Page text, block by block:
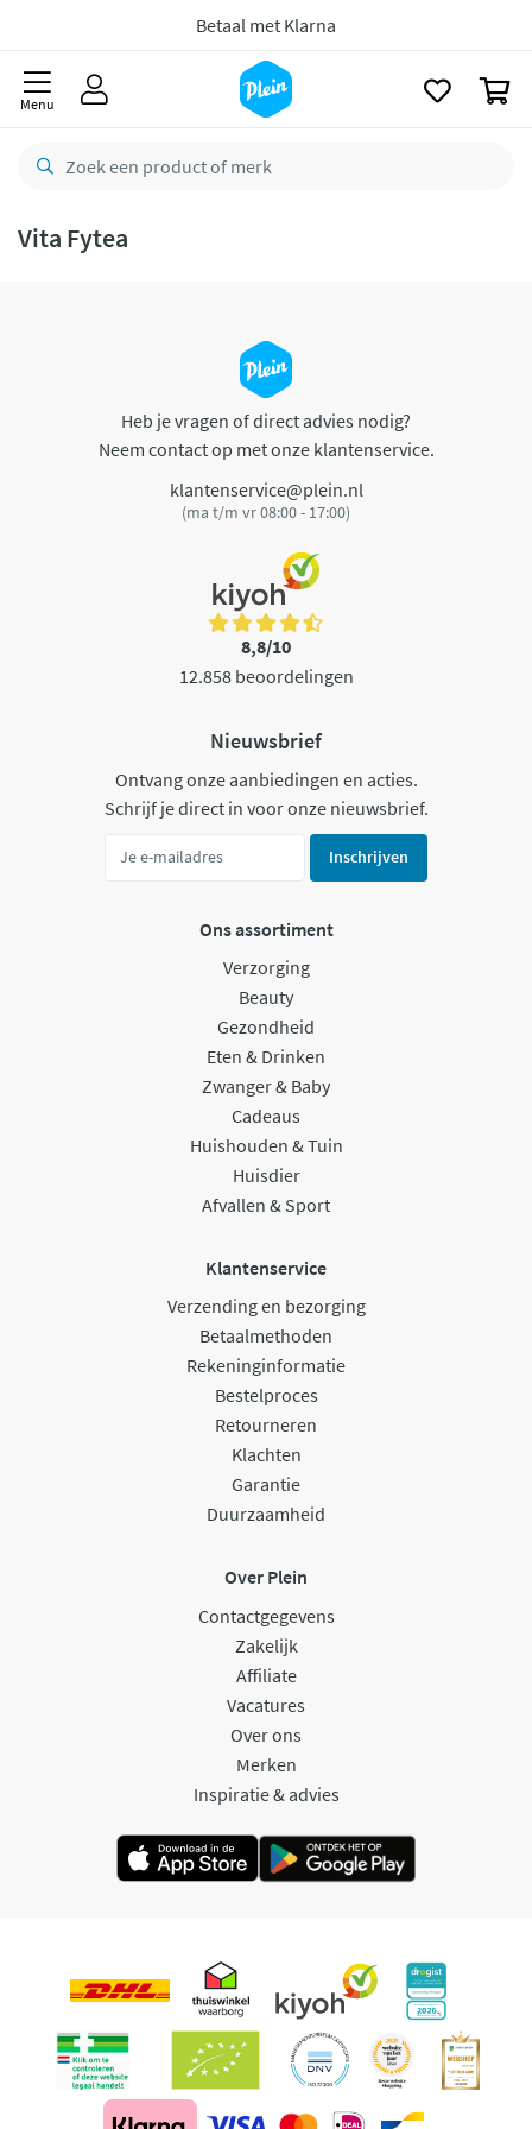
Betaal met Klarna
Menu
Vita Fytea
Heb je vragen of direct advies nodig?
Neem contact op met onze klantenservice.
klantenservice@plein.nl
(ma t/m vr 08:00 - 17:00)
8,8/10
12.858 beoordelingen
Nieuwsbrief
Ontvang onze aanbiedingen en acties.
Schrijf je direct in voor onze nieuwsbrief.
Inschrijven
Ons assortiment
Verzorging
Beauty
Gezondheid
Eten & Drinken
Zwanger & Baby
Cadeaus
Huishouden & Tuin
Huisdier
Afvallen & Sport
Klantenservice
Verzending en bezorging
Betaalmethoden
Rekeninginformatie
Bestelproces
Retourneren
Klachten
Garantie
Duurzaamheid
Over Plein
Contactgegevens
Zakelijk
Affiliate
Vacatures
Over ons
Merken
Inspiratie & advies